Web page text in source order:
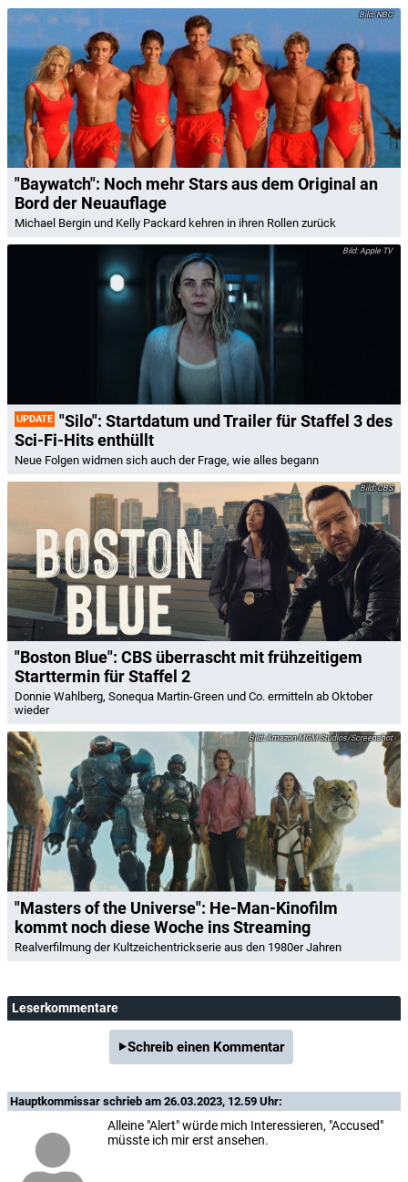
NBC
"Baywatch": Noch mehr Stars aus dem Original an
Bord der Neuauflage
Michael Bergin und Kelly Packard kehren in ihren Rollen zurück
Apple TV
UPDATE "Silo": Startdatum und Trailer für Staffel 3 des
Sci-Fi-Hits enthüllt
Neue Folgen widmen sich auch der Frage, wie alles begann
CBS
"Boston Blue": CBS überrascht mit frühzeitigem
Starttermin für Staffel 2
Donnie Wahlberg, Sonequa Martin-Green und Co. ermitteln ab Oktober
wieder
Amazon MGM Studios/Screenshot
"Masters of the Universe": He-Man-Kinofilm
kommt noch diese Woche ins Streaming
Realverfilmung der Kultzeichentrickserie aus den 1980er Jahren
Leserkommentare
Schreib einen Kommentar
Hauptkommissar schrieb am 26.03.2023, 12.59 Uhr:
Alleine "Alert" würde mich Interessieren, "Accused"
müsste ich mir erst ansehen.